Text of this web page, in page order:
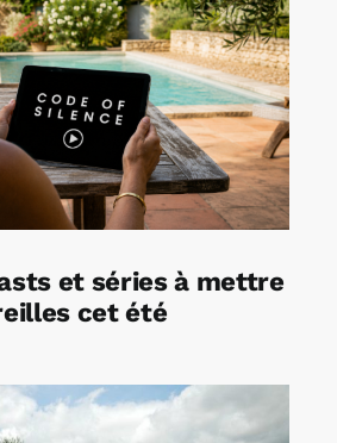
et séries à mettre
cet été